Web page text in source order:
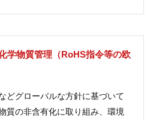
学物質管理（RoHS指令等の欧
どグローバルな方針に基づいて
質の非含有化に取り組み、環境